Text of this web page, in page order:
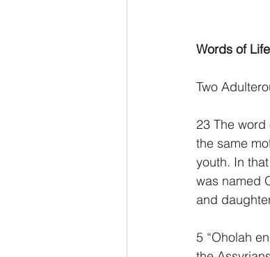
Words of
Two
23 The
the same
youth. In
was named
and
5 “Oholah